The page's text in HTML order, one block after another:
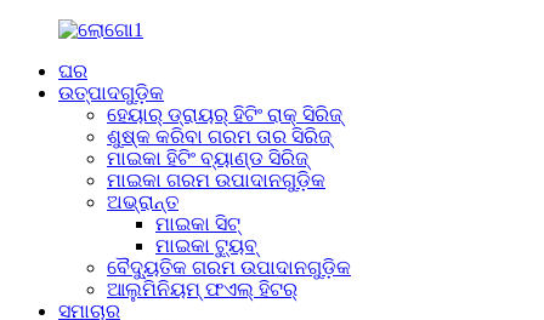
ଘର
ଉତ୍ପାଦଗୁଡ଼ିକ
ହେୟାର୍ ଡ୍ରାୟର୍ ହିଟିଂ ରାକ୍ ସିରିଜ୍
ଶୁଷ୍କ କରିବା ଗରମ ତାର ସିରିଜ୍
ମାଇକା ହିଟିଂ ବ୍ୟାଣ୍ଡ ସିରିଜ୍
ମାଇକା ଗରମ ଉପାଦାନଗୁଡ଼ିକ
ଅଭ୍ରାନ୍ତ
ମାଇକା ସିଟ୍
ମାଇକା ଟ୍ୟୁବ୍
ବୈଦ୍ୟୁତିକ ଗରମ ଉପାଦାନଗୁଡ଼ିକ
ଆଲୁମିନିୟମ୍ ଫଏଲ୍ ହିଟର୍
ସମାଚାର